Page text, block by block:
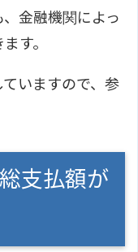
金融機関によっ
す。
いますので、参
支払額が